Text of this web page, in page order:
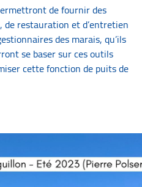
de fournir des
restauration et d’entretien
des marais, qu’ils
se baser sur ces outils
cette fonction de puits de